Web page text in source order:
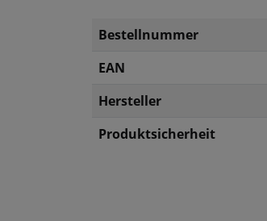
Bestellnummer
EAN
Hersteller
Produktsicherheit